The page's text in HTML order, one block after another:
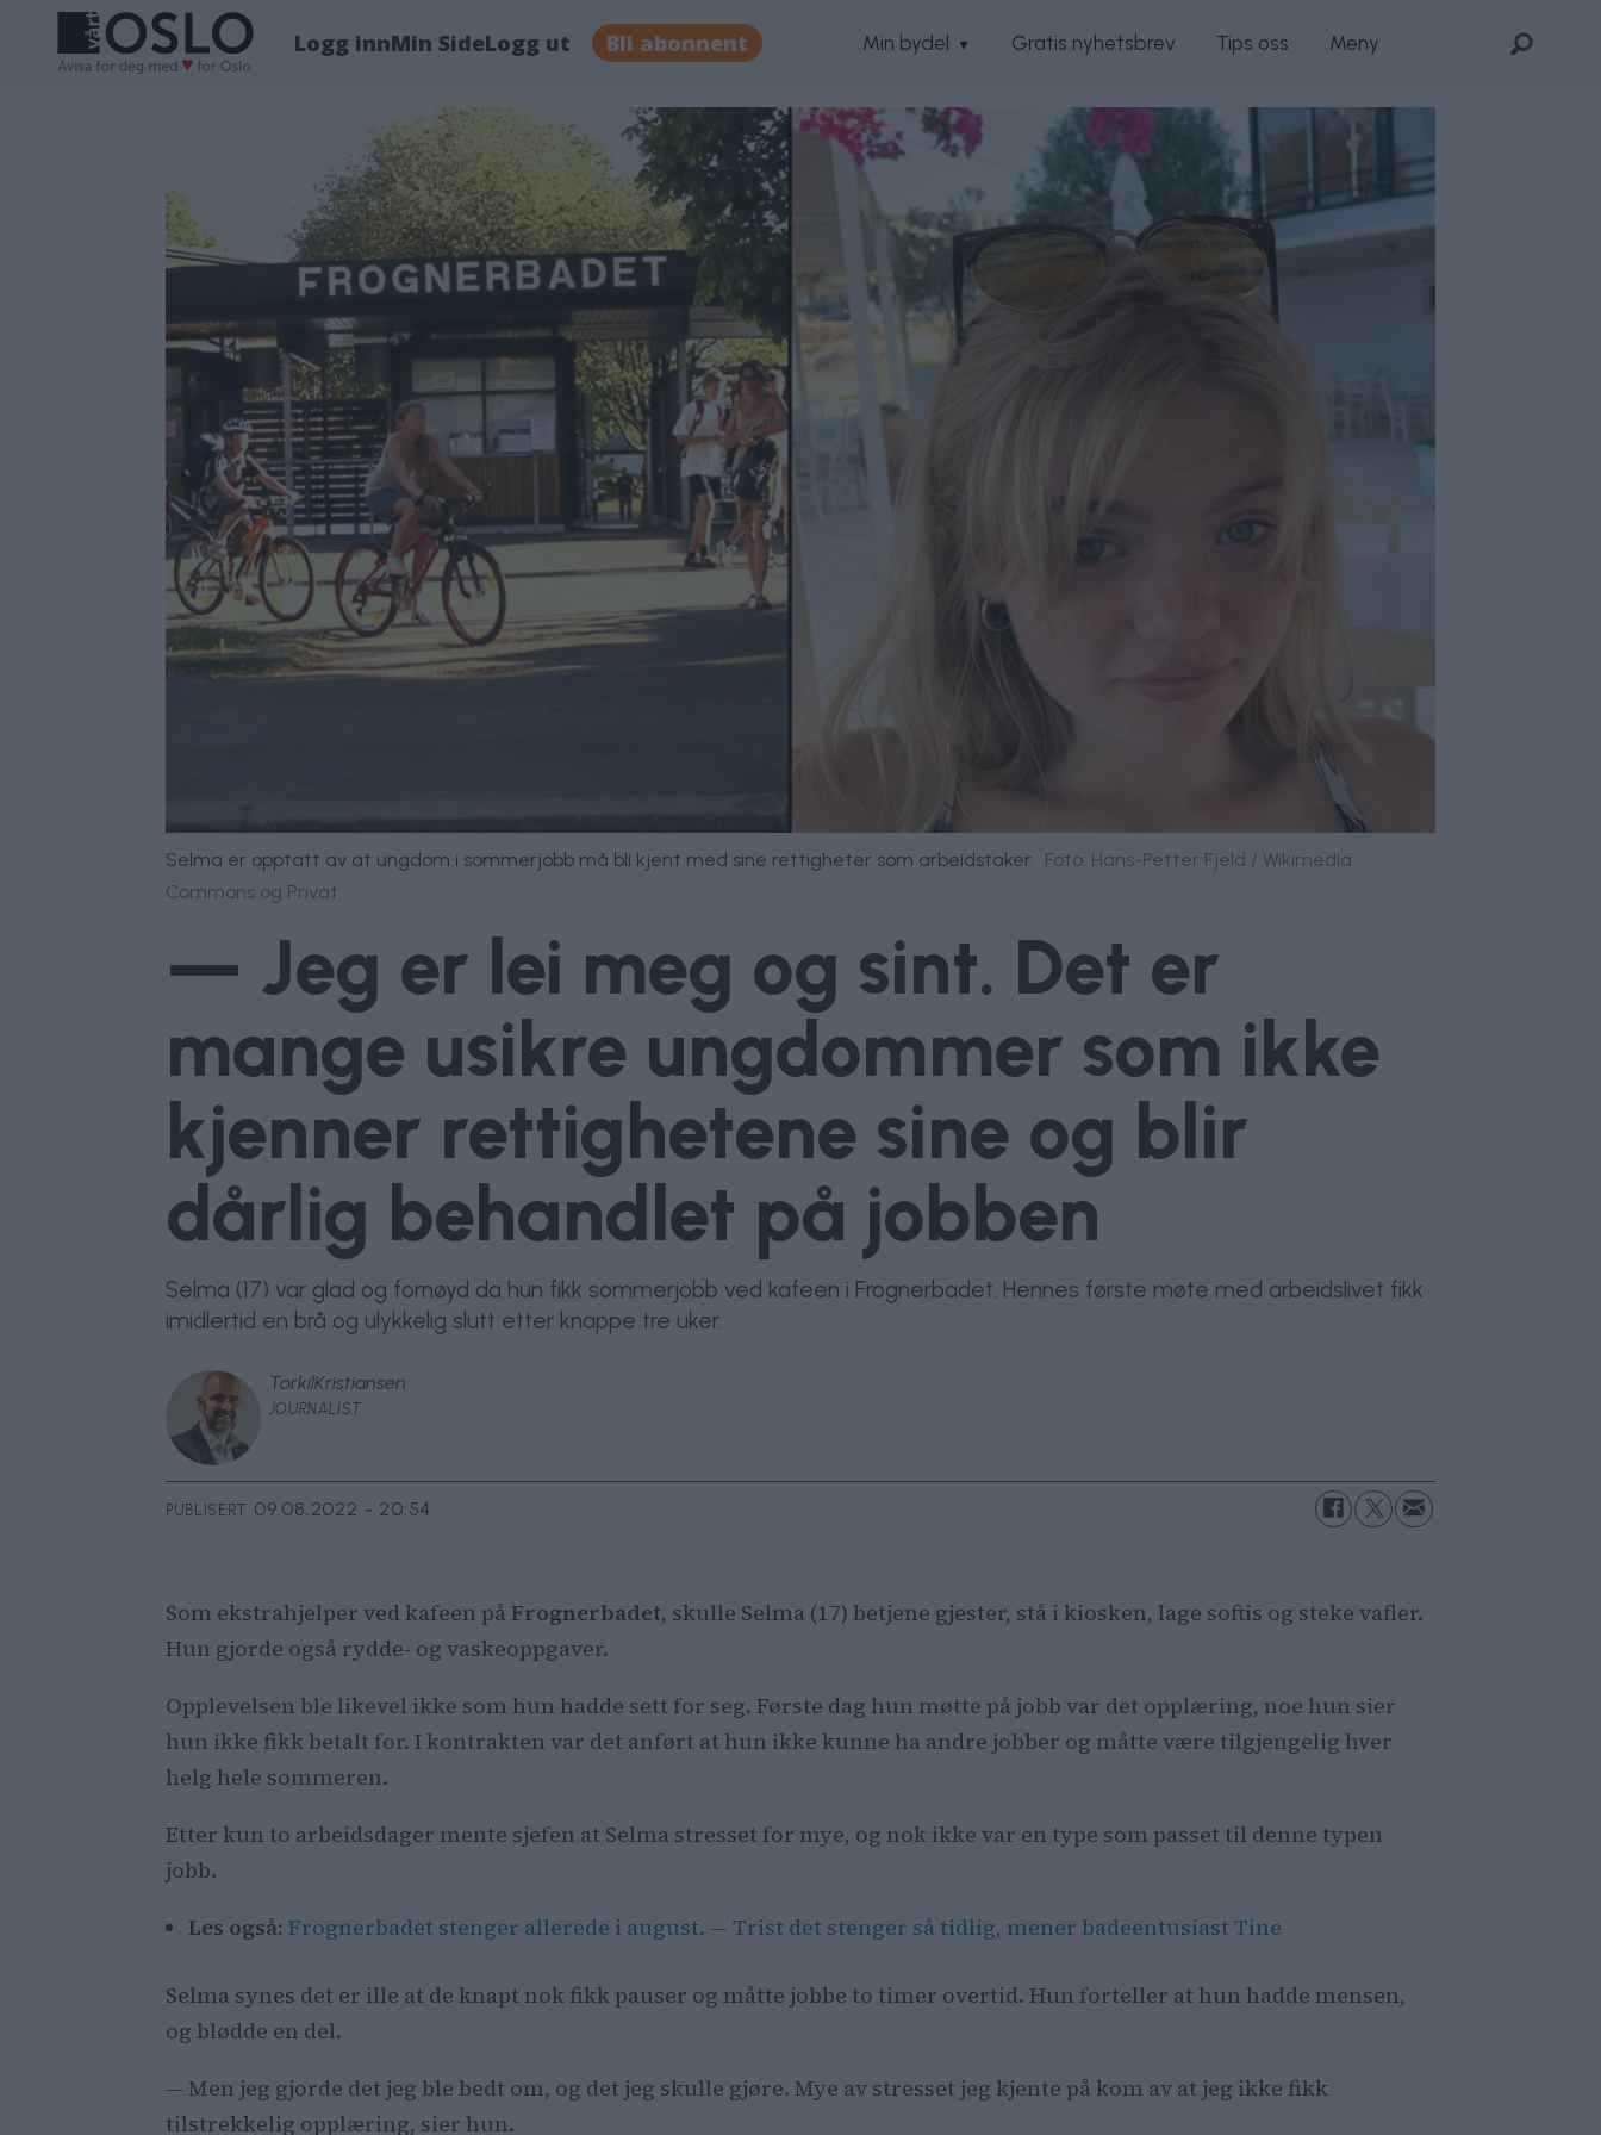
Logg innMin SideLogg ut Bli abonnent Min bydel Gratis nyhetsbrev Tips oss Meny
Selma er opptatt av at ungdom i sommerjobb må bli kjent med sine rettigheter som arbeidstaker. Foto: Hans-Petter Fjeld / Wikimedia
Commons og Privat
— Jeg er lei meg og sint. Det er
mange usikre ungdommer som ikke
kjenner rettighetene sine og blir
dårlig behandlet på jobben
Selma (17) var glad og fornøyd da hun fikk sommerjobb ved kafeen i Frognerbadet. Hennes første møte med arbeidslivet fikk
imidlertid en brå og ulykkelig slutt etter knappe tre uker.
TorkilKristiansen
JOURNALIST
PUBLISERT 09.08.2022 - 20:54
Som ekstrahjelper ved kafeen påFrognerbadet, skulle Selma (17) betjene gjester, stå i kiosken, lage softis og steke vafler.
Hun gjorde også rydde- og vaskeoppgaver.
Opplevelsen ble likevel ikke som hun hadde sett for seg. Første dag hun møtte på jobb var det opplæring, noe hun sier
hun ikke fikk betalt for. I kontrakten var det anført at hun ikke kunne ha andre jobber og måtte være tilgjengelig hver
helg hele sommeren.
Etter kun to arbeidsdager mente sjefen at Selma stresset for mye, og nok ikke var en type som passet til denne typen
jobb.
Les også:Frognerbadet stenger allerede i august. — Trist det stenger så tidlig, mener badeentusiast Tine
Selma synes det er ille at de knapt nok fikk pauser og måtte jobbe to timer overtid. Hun forteller at hun hadde mensen,
og blødde en del.
— Men jeg gjorde det jeg ble bedt om, og det jeg skulle gjøre. Mye av stresset jeg kjente på kom av at jeg ikke fikk
tilstrekkelig opplæring, sier hun.